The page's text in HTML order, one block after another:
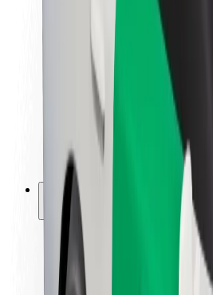
Brändiohjeistus
Sijoittajasuhteet
Johto
Brändi
Media
Urban Fund
Turvallisuus
Matkustajan turvallisuus
Kuljettajan turvallisuus
Potkulautojen turvallisuus